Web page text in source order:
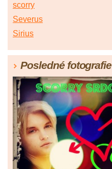
scorry
Severus
Sirius
Posledné fotografie